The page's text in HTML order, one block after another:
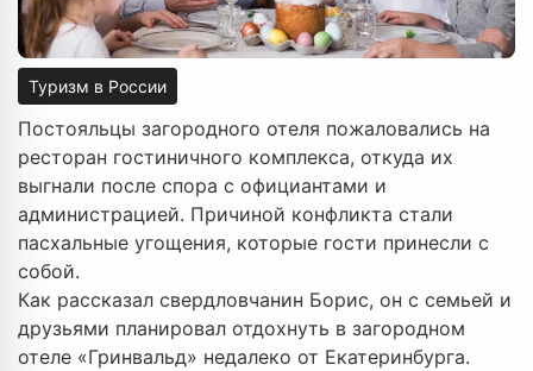
Туризм в России
Постояльцы загородного отеля пожаловались на
ресторан гостиничного комплекса, откуда их
выгнали после спора с официантами и
администрацией. Причиной конфликта стали
пасхальные угощения, которые гости принесли с
собой.
Как рассказал свердловчанин Борис, он с семьей и
друзьями планировал отдохнуть в загородном
отеле «Гринвальд» недалеко от Екатеринбурга.